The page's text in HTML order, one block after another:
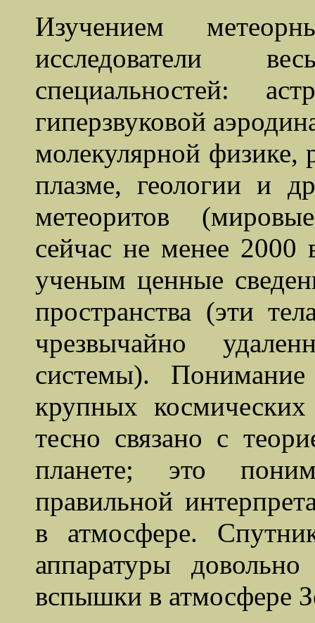
Изучением
исследователи
специальностей:
гиперзвуковой
молекулярной физике,
плазме, геологии и
метеоритов
сейчас не менее 2000
ученым ценные
пространства (эти
чрезвычайно
системы). Понимание
крупных
тесно связано с
планете; это
правильной
в атмосфере.
аппаратуры
вспышки в атмосфере